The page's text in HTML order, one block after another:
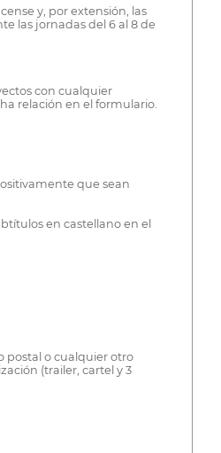
y, por extensión, las
las jornadas del 6 al 8 de
con cualquier
relación en el formulario.
que sean
en castellano en el
postal o cualquier otro
(trailer, cartel y 3